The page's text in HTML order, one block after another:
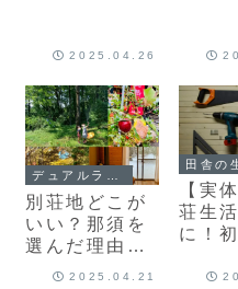
2025.04.26
別荘地どこが
いい？那須を
選んだ理由と
12エリア比較
2025.04.21
田舎の
【実
荘生
に！
が喜